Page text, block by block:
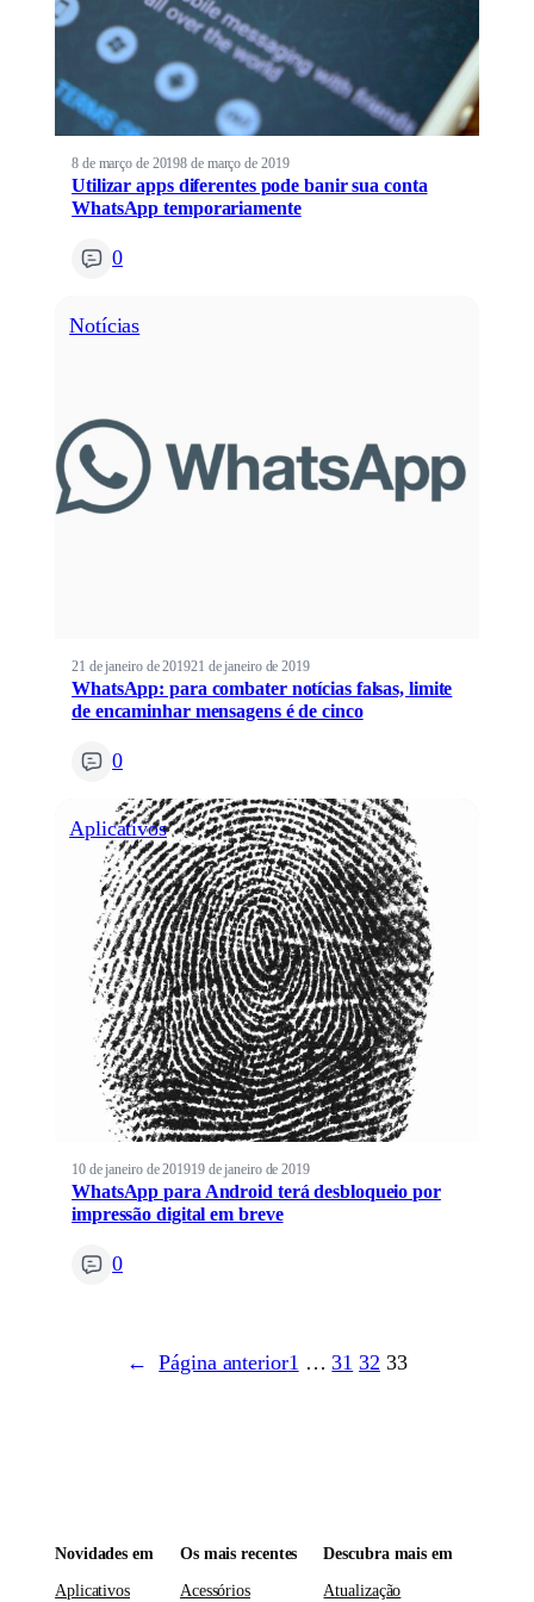
8 de março de 20198 de março de 2019
Utilizar apps diferentes pode banir sua conta
WhatsApp temporariamente
0
Notícias
21 de janeiro de 201921 de janeiro de 2019
WhatsApp: para combater notícias falsas, limite
de encaminhar mensagens é de cinco
0
Aplicativos
10 de janeiro de 201919 de janeiro de 2019
WhatsApp para Android terá desbloqueio por
impressão digital em breve
0
← Página anterior1 … 31 32 33
Novidades em
Aplicativos
Os mais recentes
Acessórios
Descubra mais em
Atualização